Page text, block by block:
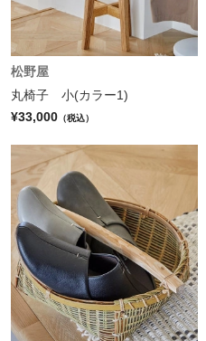
松野屋
丸椅子 小(カラー1)
¥33,000 （税込）